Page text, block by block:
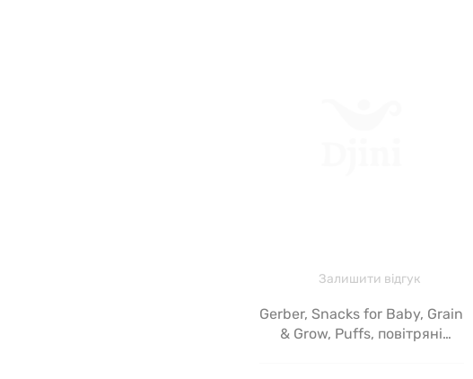
Залишити відгук
Gerber, Snacks for Baby, Grain
& Grow, Puffs, повітряні